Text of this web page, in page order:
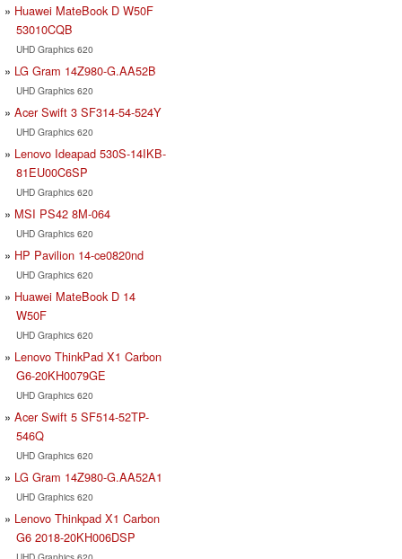
Huawei MateBook D W50F
53010CQB
UHD Graphics 620
LG Gram 14Z980-G.AA52B
UHD Graphics 620
Acer Swift 3 SF314-54-524Y
UHD Graphics 620
Lenovo Ideapad 530S-14IKB-
81EU00C6SP
UHD Graphics 620
MSI PS42 8M-064
UHD Graphics 620
HP Pavilion 14-ce0820nd
UHD Graphics 620
Huawei MateBook D 14
W50F
UHD Graphics 620
Lenovo ThinkPad X1 Carbon
G6-20KH0079GE
UHD Graphics 620
Acer Swift 5 SF514-52TP-
546Q
UHD Graphics 620
LG Gram 14Z980-G.AA52A1
UHD Graphics 620
Lenovo Thinkpad X1 Carbon
G6 2018-20KH006DSP